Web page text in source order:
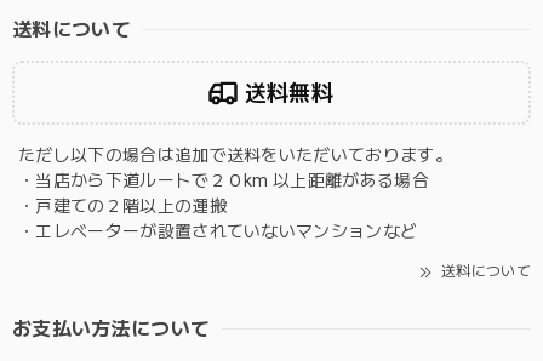
送料について
送料無料
ただし以下の場合は追加で送料をいただいております。
・当店から下道ルートで２０km 以上距離がある場合
・戸建ての２階以上の運搬
・エレベーターが設置されていないマンションなど
送料について
お支払い方法について